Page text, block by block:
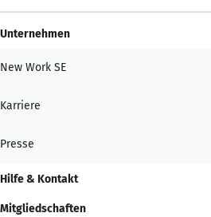
Unternehmen
New Work SE
Karriere
Presse
Hilfe & Kontakt
Mitgliedschaften